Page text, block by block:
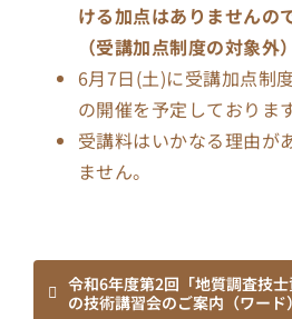
ける加点はありませんの
（受講加点制度の対象外）
6月7日(土)に受講加点制
の開催を予定しております
受講料はいかなる理由が
ません。
令和6年度第2回「地質調査技
の技術講習会のご案内（ワード）